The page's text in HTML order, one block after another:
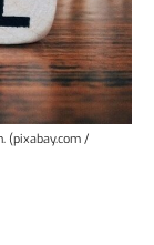
(pixabay.com /